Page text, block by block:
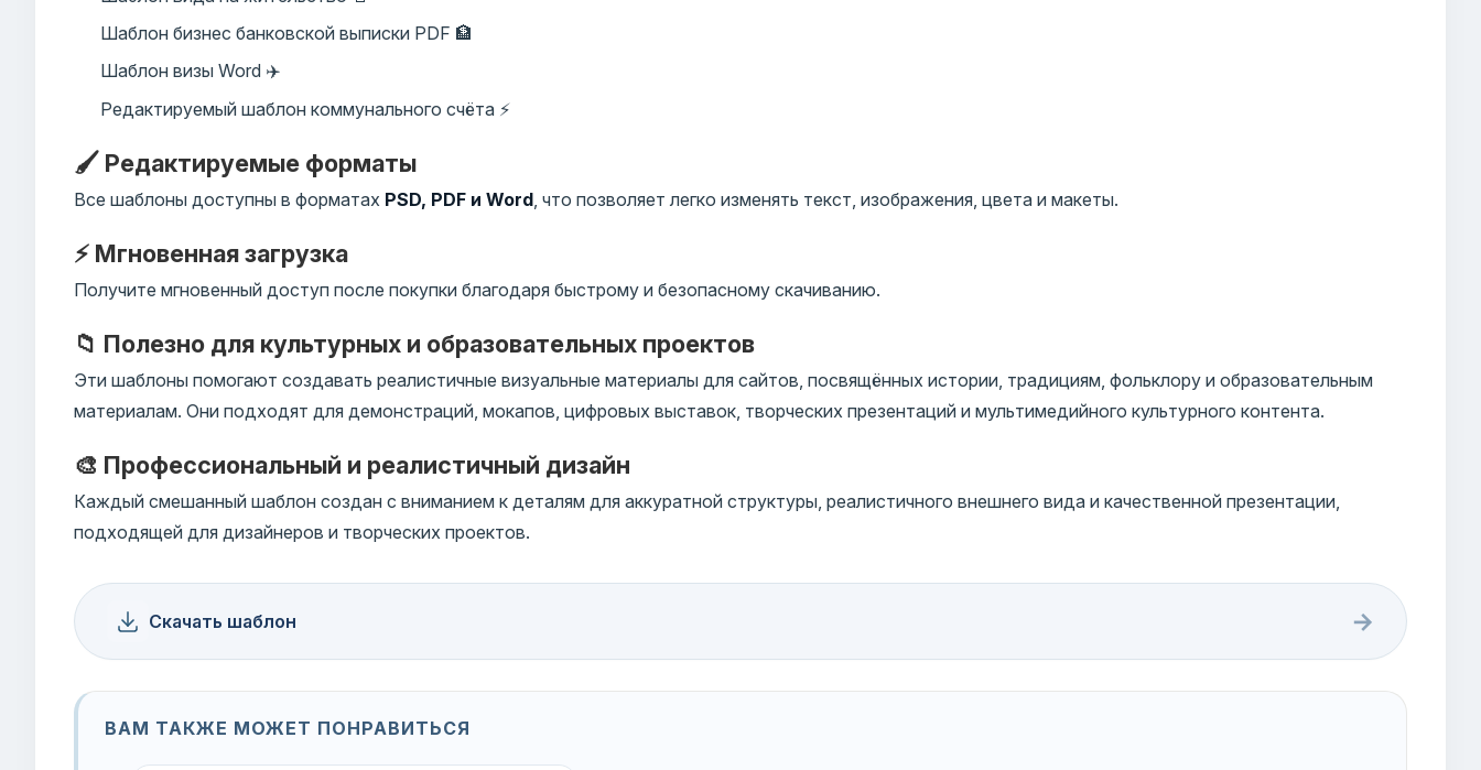
Шаблон бизнес банковской выписки PDF 🏦
Шаблон визы Word ✈️
Редактируемый шаблон коммунального счёта ⚡
🖌️ Редактируемые форматы
Все шаблоны доступны в форматах PSD, PDF и Word , что позволяет легко изменять текст, изображения, цвета и макеты.
⚡ Мгновенная загрузка
Получите мгновенный доступ после покупки благодаря быстрому и безопасному скачиванию.
📁 Полезно для культурных и образовательных проектов
Эти шаблоны помогают создавать реалистичные визуальные материалы для сайтов, посвящённых истории, традициям, фольклору и образовательным
материалам. Они подходят для демонстраций, мокапов, цифровых выставок, творческих презентаций и мультимедийного культурного контента.
🎨 Профессиональный и реалистичный дизайн
Каждый смешанный шаблон создан с вниманием к деталям для аккуратной структуры, реалистичного внешнего вида и качественной презентации,
подходящей для дизайнеров и творческих проектов.
Скачать шаблон →
ВАМ ТАКЖЕ МОЖЕТ ПОНРАВИТЬСЯ